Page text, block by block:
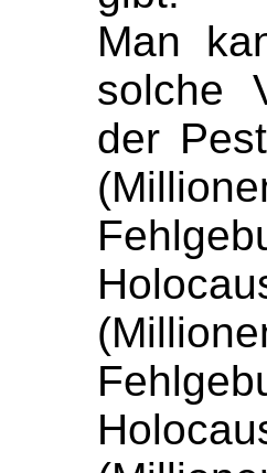
Man
solche
der